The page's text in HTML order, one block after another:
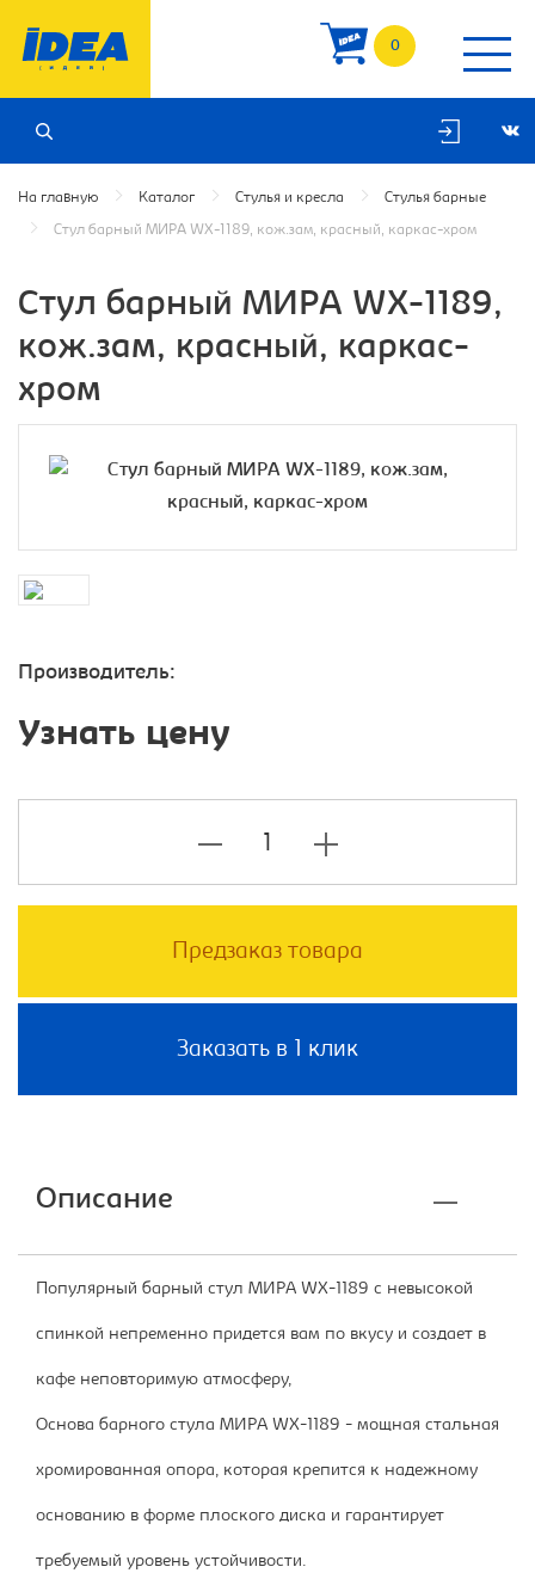
0
На главную Каталог Стулья и кресла Стулья барные
Стул барный МИРА WX-1189, кож.зам, красный, каркас-хром
Стул барный МИРА WX-1189,
кож.зам, красный, каркас-
хром
Производитель:
Узнать цену
Предзаказ товара
Заказать в 1 клик
Описание
Популярный барный стул МИРА WX-1189 с невысокой
спинкой непременно придется вам по вкусу и создает в
кафе неповторимую атмосферу,
Основа барного стула МИРА WX-1189 - мощная стальная
хромированная опора, которая крепится к надежному
основанию в форме плоского диска и гарантирует
требуемый уровень устойчивости.